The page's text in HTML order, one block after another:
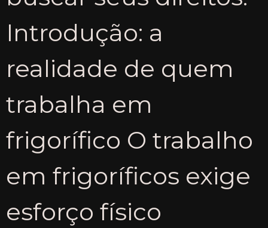
Introdução: a
realidade de quem
trabalha em
frigorífico O trabalho
em frigoríficos exige
esforço físico